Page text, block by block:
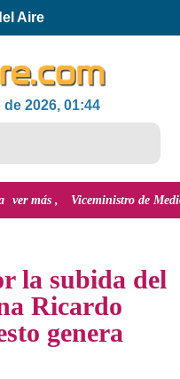
Aire
2026, 01:44
Viceministro de Medio
la subida del
Ricardo
genera